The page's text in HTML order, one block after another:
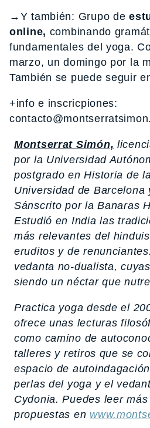
→Y también: Grupo de
online, combinando
fundamentales del yoga.
marzo, un domingo por la
También se puede seguir
+info e inscricpiones:
Montserrat Simón,
por la Universidad
postgrado en Historia de
Universidad de Barcelona
Sánscrito por la Banaras
Estudió en India las
más relevantes del
eruditos y de
vedanta no-dualista,
siendo un néctar que
Practica yoga desde el
ofrece unas lecturas
como camino de
talleres y retiros que se
espacio de
perlas del yoga y el
Cydonia. Puedes leer
propuestas en